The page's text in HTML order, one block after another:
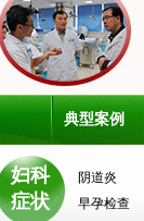
典型案例
妇科
症状
阴道炎
早孕检查